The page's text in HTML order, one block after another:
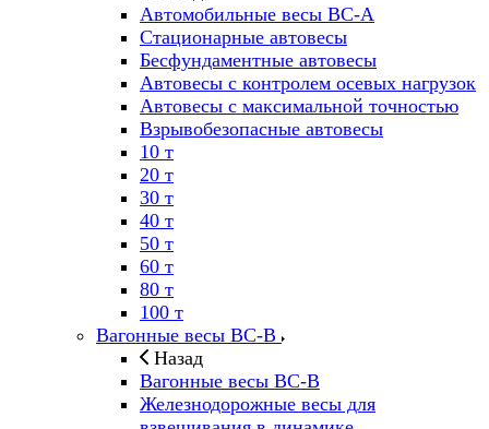
Автомобильные весы ВС-А
Стационарные автовесы
Бесфундаментные автовесы
Автовесы с контролем осевых нагрузок
Автовесы с максимальной точностью
Взрывобезопасные автовесы
10 т
20 т
30 т
40 т
50 т
60 т
80 т
100 т
Вагонные весы ВС-В
Назад
Вагонные весы ВС-В
Железнодорожные весы для